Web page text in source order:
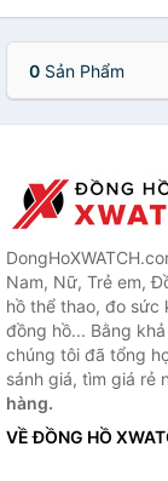
0 Sản Phẩm
Nam, Nữ, Trẻ em,
hồ thể thao, đo sức
đồng hồ... Bằng
chúng tôi đã tổng
sánh giá, tìm giá rẻ
hàng.
VỀ ĐỒNG HỒ